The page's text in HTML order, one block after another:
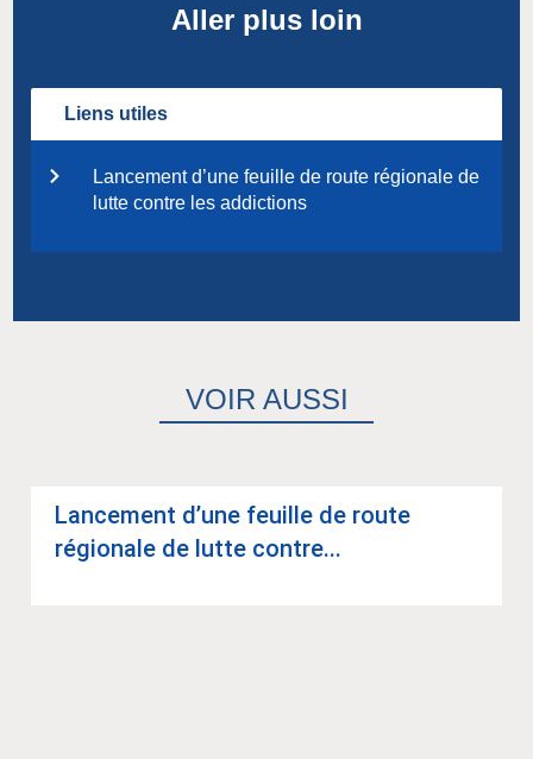
Aller plus loin
Liens utiles
Lancement d’une feuille de route régionale de
lutte contre les addictions
VOIR AUSSI
Lan­ce­ment d’une feuille de route
régio­nale de lutte contre...